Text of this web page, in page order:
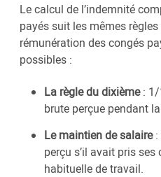
Le calcul de l’indemnité
payés suit les mêmes
rémunération des congés
possibles :
La règle du dixième: 1/
brute perçue pendant
Le maintien de salaire:
perçu s’il avait pris
habituelle de travail.